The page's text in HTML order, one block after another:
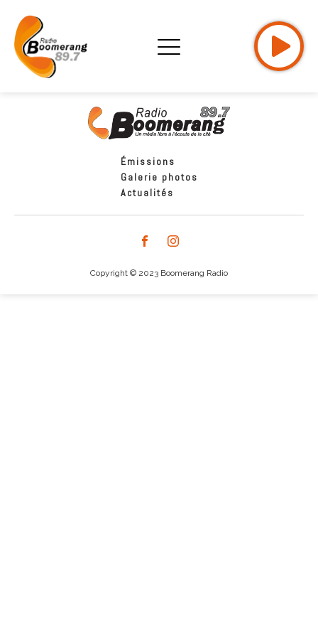
Émissions
Galerie photos
Actualités
Copyright © 2023 Boomerang Radio